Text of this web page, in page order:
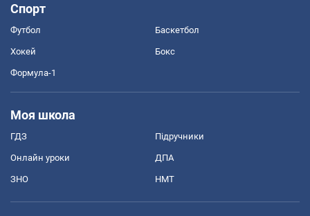
Спорт
Футбол Баскетбол
Хокей Бокс
Формула-1
Моя школа
ГДЗ Підручники
Онлайн уроки ДПА
ЗНО НМТ